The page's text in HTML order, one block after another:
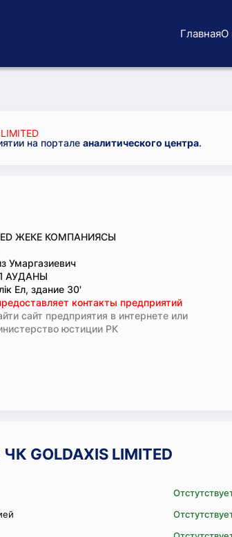
ГлавнаяО
на портале аналитического центра.
ЖЕКЕ КОМПАНИЯСЫ
Умаргазиевич
АУДАНЫ
Ел, здание 30'
контакты предприятий
сайт предприятия в интернете или
юстиции РК
GOLDAXIS LIMITED